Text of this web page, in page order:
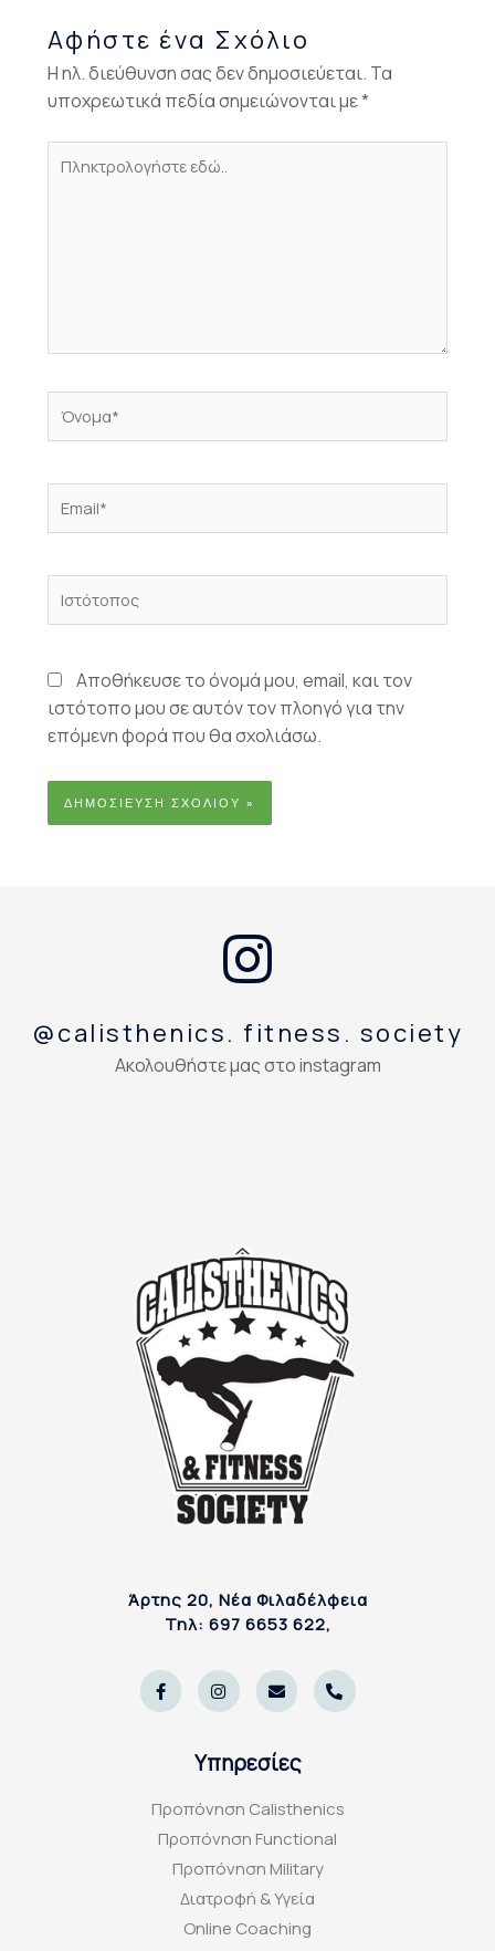
Αφήστε ένα Σχόλιο
Η ηλ. διεύθυνση σας δεν δημοσιεύεται. Τα
υποχρεωτικά πεδία σημειώνονται με*
Αποθήκευσε το όνομά μου, email, και τον
ιστότοπο μου σε αυτόν τον πλοηγό για την
επόμενη φορά που θα σχολιάσω.
@calisthenics. fitness. society
Ακολουθήστε μας στο instagram
Άρτης 20, Νέα Φιλαδέλφεια
Τηλ: 697 6653 622,
F
a
c
e
-
f
I
n
s
t
r
E
n
v
e
o
p
P
o
n
Υπηρεσίες
Προπόνηση Calisthenics
Προπόνηση Functional
Προπόνηση Military
Διατροφή & Υγεία
Online Coaching